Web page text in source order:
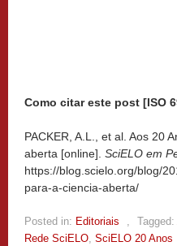
Como citar este post [ISO
PACKER, A.L., et al. Aos 20
aberta [online]. SciELO em
https://blog.scielo.org/blog/
para-a-ciencia-aberta/
Posted in: Editoriais Tagged:
Rede SciELO SciELO 20 Anos